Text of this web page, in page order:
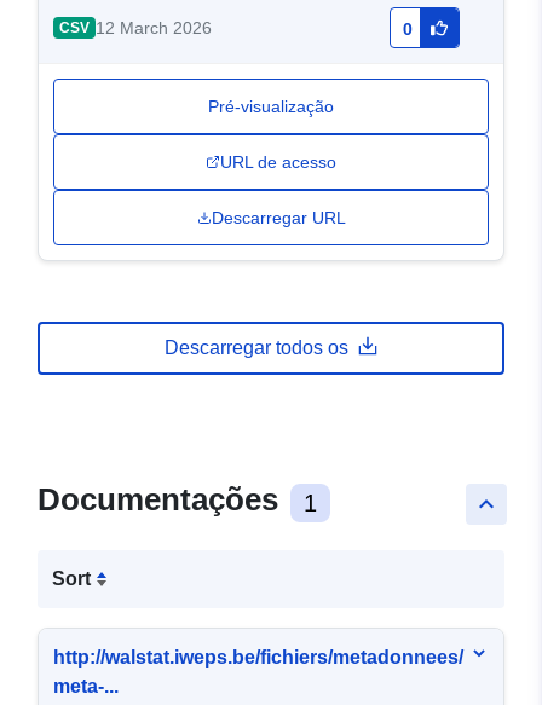
CSV 12 March 2026 0
Pré-visualização
URL de acesso
Descarregar URL
Descarregar todos os
keyboard_arrow_up
Documentações 1
Sort
http://walstat.iweps.be/fichiers/metadonnees/
meta-...